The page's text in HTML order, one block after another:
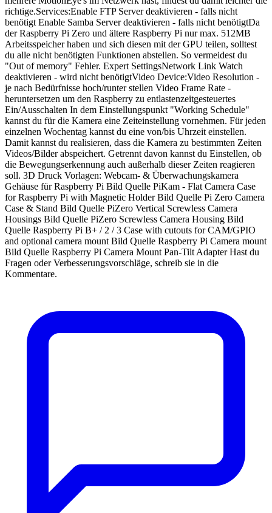
richtige.Services:Enable FTP Server deaktivieren - falls nicht
benötigt Enable Samba Server deaktivieren - falls nicht benötigtDa
der Raspberry Pi Zero und ältere Raspberry Pi nur max. 512MB
Arbeitsspeicher haben und sich diesen mit der GPU teilen, solltest
du alle nicht benötigten Funktionen abstellen. So vermeidest du
"Out of memory" Fehler. Expert SettingsNetwork Link Watch
deaktivieren - wird nicht benötigtVideo Device:Video Resolution -
je nach Bedürfnisse hoch/runter stellen Video Frame Rate -
heruntersetzen um den Raspberry zu entlastenzeitgesteuertes
Ein/Ausschalten In dem Einstellungspunkt "Working Schedule"
kannst du für die Kamera eine Zeiteinstellung vornehmen. Für jeden
einzelnen Wochentag kannst du eine von/bis Uhrzeit einstellen.
Damit kannst du realisieren, dass die Kamera zu bestimmten Zeiten
Videos/Bilder abspeichert. Getrennt davon kannst du Einstellen, ob
die Bewegungserkennung auch außerhalb dieser Zeiten reagieren
soll. 3D Druck Vorlagen: Webcam- & Überwachungskamera
Gehäuse für Raspberry Pi Bild Quelle PiKam - Flat Camera Case
for Raspberry Pi with Magnetic Holder Bild Quelle Pi Zero Camera
Case & Stand Bild Quelle PiZero Vertical Screwless Camera
Housings Bild Quelle PiZero Screwless Camera Housing Bild
Quelle Raspberry Pi B+ / 2 / 3 Case with cutouts for CAM/GPIO
and optional camera mount Bild Quelle Raspberry Pi Camera mount
Bild Quelle Raspberry Pi Camera Mount Pan-Tilt Adapter Hast du
Fragen oder Verbesserungsvorschläge, schreib sie in die
Kommentare.